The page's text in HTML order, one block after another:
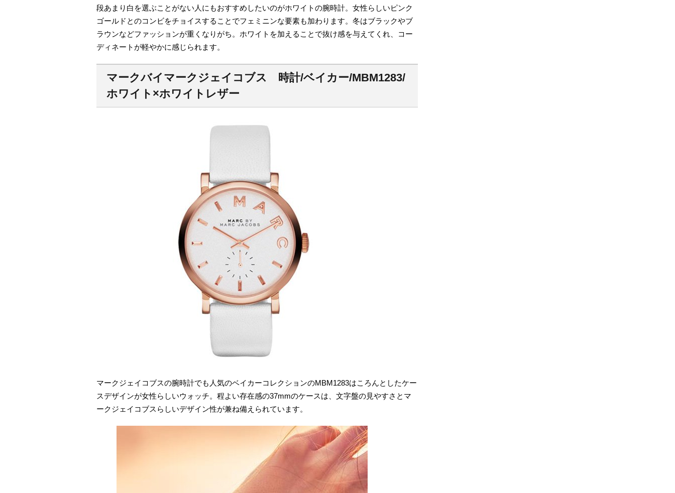
段あまり白を選ぶことがない人にもおすすめしたいのがホワイトの腕時計。女性らしいピンク
ゴールドとのコンビをチョイスすることでフェミニンな要素も加わります。冬はブラックやブ
ラウンなどファッションが重くなりがち。ホワイトを加えることで抜け感を与えてくれ、コー
ディネートが軽やかに感じられます。
マークバイマークジェイコブス 時計/ベイカー/MBM1283/
ホワイト×ホワイトレザー
マークジェイコブスの腕時計でも人気のベイカーコレクションのMBM1283はころんとしたケー
スデザインが女性らしいウォッチ。程よい存在感の37mmのケースは、文字盤の見やすさとマ
ークジェイコブスらしいデザイン性が兼ね備えられています。